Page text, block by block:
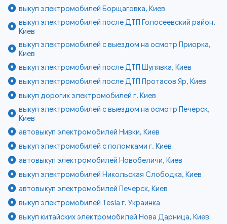
выкуп электромобилей Борщаговка, Киев
выкуп электромобилей после ДТП Голосеевский район,
Киев
выкуп электромобилей с выездом на осмотр Приорка,
Киев
выкуп электромобилей после ДТП Шулявка, Киев
выкуп электромобилей после ДТП Протасов Яр, Киев
выкуп дорогих электромобилей г. Киев
выкуп электромобилей с выездом на осмотр Печерск,
Киев
автовыкуп электромобилей Нивки, Киев
выкуп электромобилей с поломками г. Киев
автовыкуп электромобилей Новобеличи, Киев
выкуп электромобилей Никольская Слободка, Киев
автовыкуп электромобилей Печерск, Киев
выкуп электромобилей Tesla г. Украинка
выкуп китайских электромобилей Нова Дарница, Киев